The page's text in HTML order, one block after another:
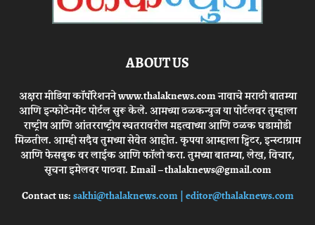
ABOUT US
अक्षरा मीडिया कॉर्पोरेशनने www.thalaknews.com नावाचे मराठी बातम्या
आणि इन्फोटेनमेंट पोर्टल सुरू केले. आमच्या ठळकन्युज या पोर्टलवर तुम्हाला
राष्ट्रीय आणि आंतरराष्ट्रीय स्घतरावरील महत्वाच्या आणि ठळक घडामोडी
मिळतील. आम्ही सदैव तुमच्या सेवेत आहोत. कृपया आम्हाला ट्विटर, इन्स्टाग्राम
आणि फेसबुक वर लाईक आणि फॉलो करा. तुमच्या बातम्या, लेख, विचार,
सूचना इमेलवर पाठवा. Email – thalaknews@gmail.com
Contact us:sakhi@thalaknews.com | editor@thalaknews.com